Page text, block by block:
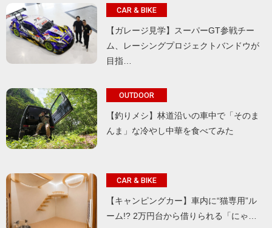
CAR & BIKE
【ガレージ見学】スーパーGT参戦チー
ム、レーシングプロジェクトバンドウが
目指…
OUTDOOR
【釣りメシ】林道沿いの車中で「そのま
んま」な冷やし中華を食べてみた
CAR & BIKE
【キャンピングカー】車内に“猫専用”ル
ーム!? 2万円台から借りられる「にゃ…